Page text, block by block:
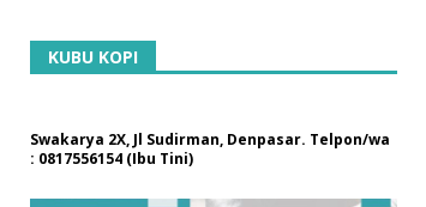
KUBU KOPI
Swakarya 2X, Jl Sudirman, Denpasar. Telpon/wa
: 0817556154 (Ibu Tini)